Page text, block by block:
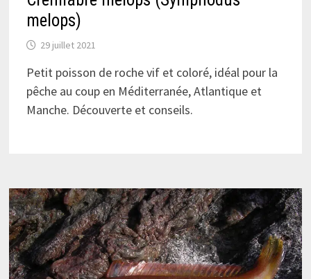
melops)
29 juillet 2021
Petit poisson de roche vif et coloré, idéal pour la
pêche au coup en Méditerranée, Atlantique et
Manche. Découverte et conseils.